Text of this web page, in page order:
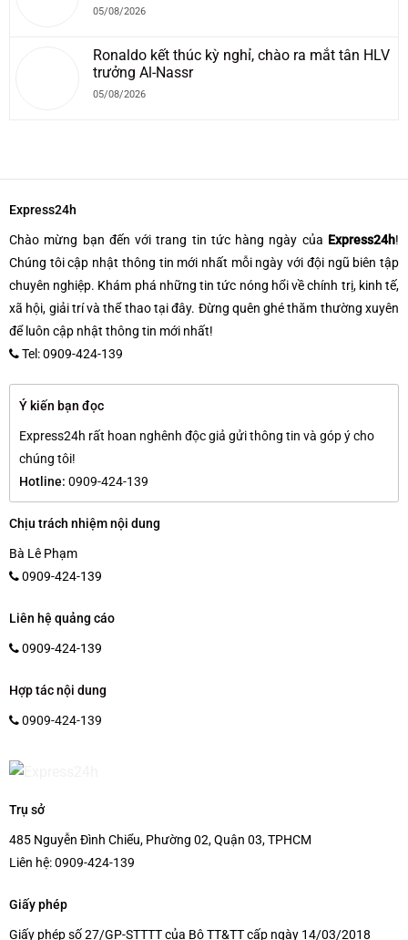
05/08/2026
Ronaldo kết thúc kỳ nghỉ, chào ra mắt tân HLV
trưởng Al-Nassr
05/08/2026
Express24h
Chào mừng bạn đến với trang tin tức hàng ngày của Express24h!
Chúng tôi cập nhật thông tin mới nhất mỗi ngày với đội ngũ biên tập
chuyên nghiệp. Khám phá những tin tức nóng hổi về chính trị, kinh tế,
xã hội, giải trí và thể thao tại đây. Đừng quên ghé thăm thường xuyên
để luôn cập nhật thông tin mới nhất!
Tel: 0909-424-139
Ý kiến bạn đọc
Express24h rất hoan nghênh độc giả gửi thông tin và góp ý cho
chúng tôi!
Hotline: 0909-424-139
Chịu trách nhiệm nội dung
Bà Lê Phạm
0909-424-139
Liên hệ quảng cáo
0909-424-139
Hợp tác nội dung
0909-424-139
Trụ sở
485 Nguyễn Đình Chiểu, Phường 02, Quận 03, TPHCM
Liên hệ:0909-424-139
Giấy phép
Giấy phép số 27/GP-STTTT của Bộ TT&TT cấp ngày 14/03/2018